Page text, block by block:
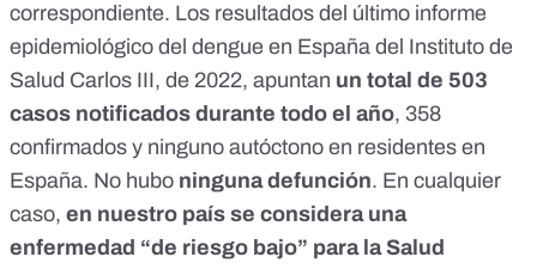
correspondiente. Los resultados del último informe
epidemiológico del dengue en España del Instituto de
Salud Carlos III, de 2022, apuntan un total de 503
casos notificados durante todo el año, 358
confirmados y ninguno autóctono en residentes en
España. No hubo ninguna defunción. En cualquier
caso, en nuestro país se considera una
enfermedad “de riesgo bajo” para la Salud